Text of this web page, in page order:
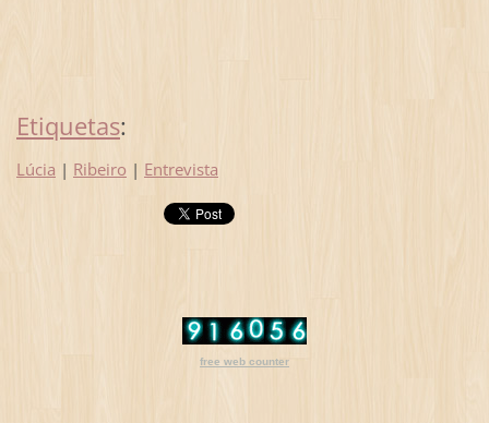
Etiquetas:
Lúcia | Ribeiro | Entrevista
free web counter